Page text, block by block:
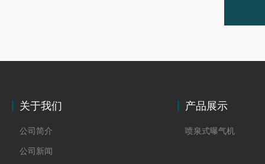
关于我们
公司简介
公司新闻
产品展示
喷泉式曝气机